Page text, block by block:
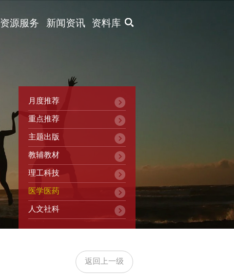
X
资源服务 新闻资讯 资料库
月度推荐
重点推荐
主题出版
教辅教材
理工科技
医学医药
人文社科
返回上一级